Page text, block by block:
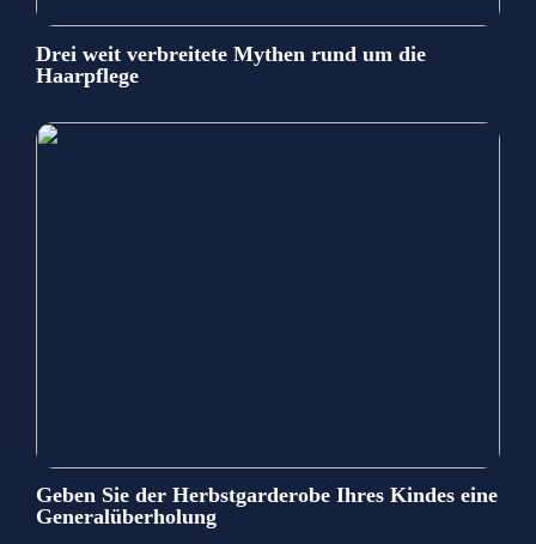
Drei weit verbreitete Mythen rund um die
Haarpflege
Geben Sie der Herbstgarderobe Ihres Kindes eine
Generalüberholung